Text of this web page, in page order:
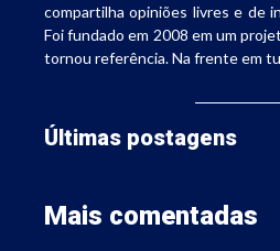
compartilha opiniões livres e de
Foi fundado em 2008 em um
tornou referência. Na frente em
Últimas postagens
Mais comentadas